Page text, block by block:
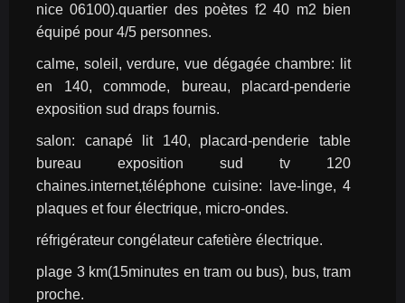
nice 06100).quartier des poètes f2 40 m2 bien
équipé pour 4/5 personnes.
calme, soleil, verdure, vue dégagée chambre: lit
en 140, commode, bureau, placard-penderie
exposition sud draps fournis.
salon: canapé lit 140, placard-penderie table
bureau exposition sud tv 120
chaines.internet,téléphone cuisine: lave-linge, 4
plaques et four électrique, micro-ondes.
réfrigérateur congélateur cafetière électrique.
plage 3 km(15minutes en tram ou bus), bus, tram
proche.